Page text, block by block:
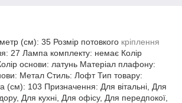
(см): 35 Розмір потовкого кріплення
27 Лампа комплекту: немає Колір
основи: латунь Матеріал плафону:
Метал Стиль: Лофт Тип товару:
(см): 103 Призначення: Для вітальні, Для
Для кухні, Для офісу, Для передпокої,